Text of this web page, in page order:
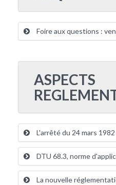
Foire aux questions :
ASPECTS
L'arrêté du 24 mars
DTU 68.3, norme
La nouvelle